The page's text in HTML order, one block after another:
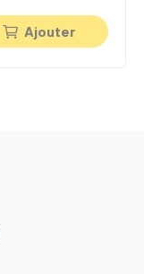
Ajouter